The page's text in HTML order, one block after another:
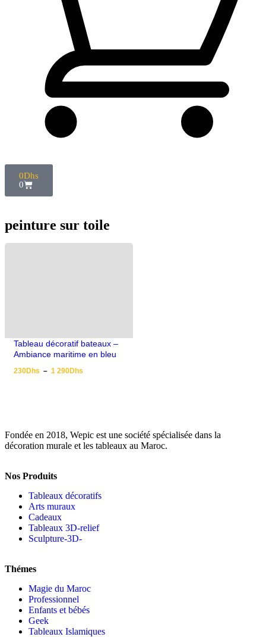
0Dhs
0
peinture sur toile
Tableau décoratif bateaux –
Ambiance maritime en bleu
230Dhs – 1 290Dhs
Fondée en 2018, Wepic est une société spécialisée dans la
décoration murale et les tableaux au Maroc.
Nos Produits
Tableaux décoratifs
Arts muraux
Cadeaux
Tableaux 3D-relief
Sculpture-3D-
Thémes
Magie du Maroc
Professionnel
Enfants et bébés
Geek
Tableaux Islamiques